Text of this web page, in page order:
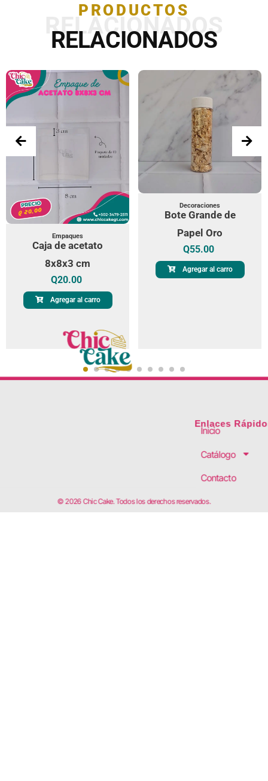
PRODUCTOS
RELACIONADOS
RELACIONADOS
Empaques
Caja de acetato
8x8x3 cm
Q20.00
Agregar al carro
Decoraciones
Bote Grande de
Papel Oro
Q55.00
Agregar al carro
Enlaces
Inicio
Catálogo
Contacto
© 2026 Chic Cake. Todos los derechos reservados.